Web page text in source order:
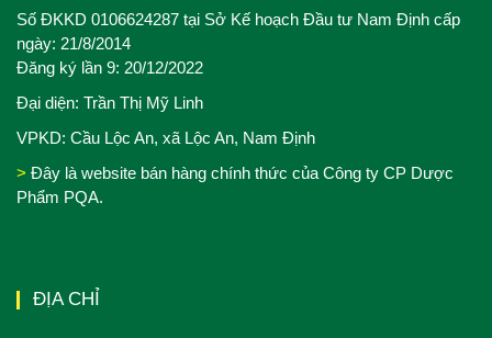
Số ĐKKD 0106624287 tại Sở Kế hoạch Đầu tư Nam Định cấp
ngày: 21/8/2014
Đăng ký lần 9: 20/12/2022
Đại diện: Trần Thị Mỹ Linh
VPKD: Cầu Lộc An, xã Lộc An, Nam Định
> Đây là website bán hàng chính thức của Công ty CP Dược
Phẩm PQA.
ĐỊA CHỈ